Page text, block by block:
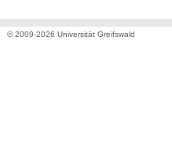
© 2009-2026 Universität Greifswald